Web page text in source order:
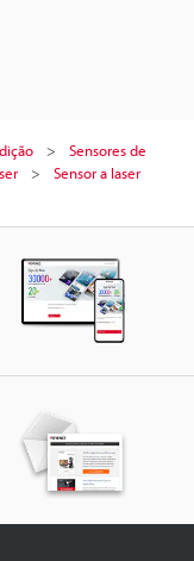
Sensores de
Sensor a laser